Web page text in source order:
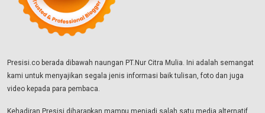
Presisi.co berada dibawah naungan PT.Nur Citra Mulia. Ini adalah semangat
kami untuk menyajikan segala jenis informasi baik tulisan, foto dan juga
video kepada para pembaca.